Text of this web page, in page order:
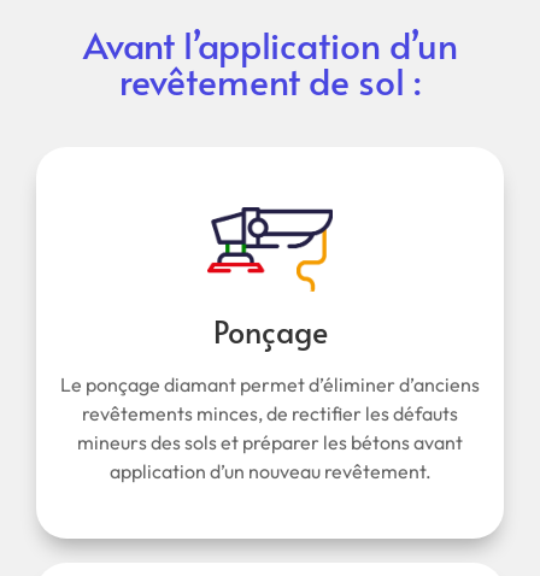
Avant l’application d’un
revêtement de sol :
Ponçage
Le ponçage diamant permet d’éliminer d’anciens
revêtements minces, de rectifier les défauts
mineurs des sols et préparer les bétons avant
application d’un nouveau revêtement.